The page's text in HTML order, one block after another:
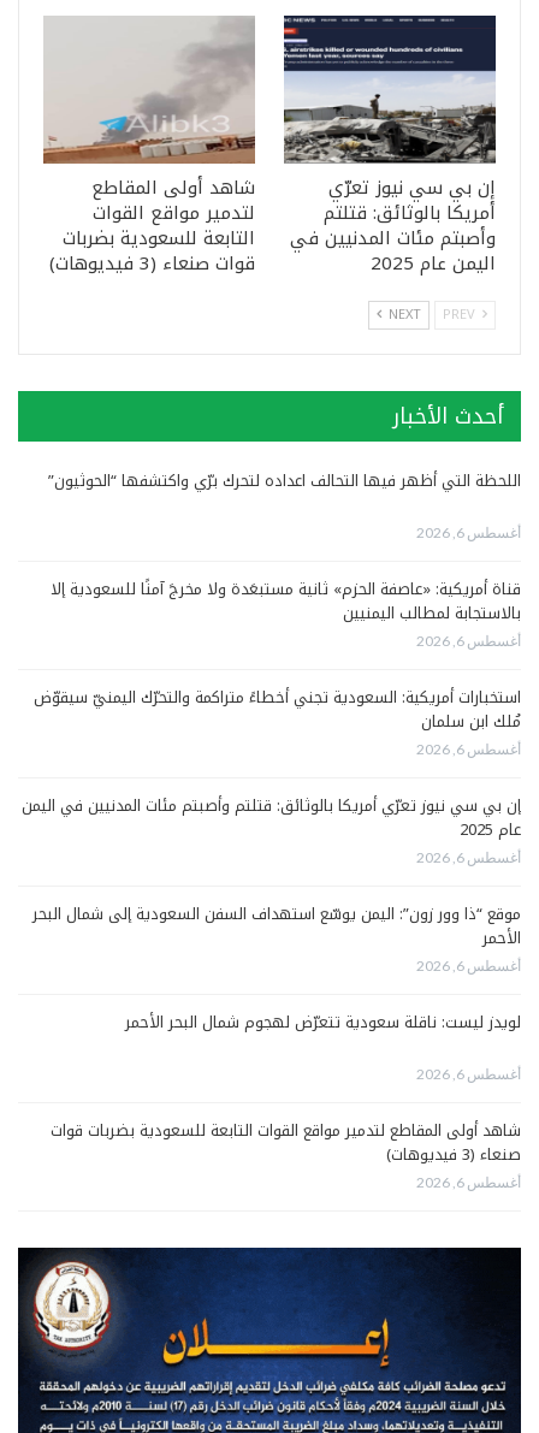
إن بي سي نيوز تعرّي
أمريكا بالوثائق: قتلتم
وأصبتم مئات المدنيين في
اليمن عام 2025
شاهد أولى المقاطع
لتدمير مواقع القوات
التابعة للسعودية بضربات
قوات صنعاء (3 فيديوهات)
NEXT
أحدث الأخبار
اللحظة التي أظهر فيها التحالف اعداده لتحرك برّي واكتشفها “الحوثيون”
أغسطس 6, 2026
قناة أمريكية: «عاصفة الحزم» ثانية مستبعَدة ولا مخرجَ آمنًا للسعودية إلا
بالاستجابة لمطالب اليمنيين
أغسطس 6, 2026
استخبارات أمريكية: السعودية تجني أخطاءً متراكمة والتحرّك اليمنيّ سيقوّض
مُلك ابن سلمان
أغسطس 6, 2026
إن بي سي نيوز تعرّي أمريكا بالوثائق: قتلتم وأصبتم مئات المدنيين في اليمن
عام 2025
أغسطس 6, 2026
موقع “ذا وور زون”: اليمن يوسّع استهداف السفن السعودية إلى شمال البحر
الأحمر
أغسطس 6, 2026
لويدز ليست: ناقلة سعودية تتعرّض لهجوم شمال البحر الأحمر
أغسطس 6, 2026
شاهد أولى المقاطع لتدمير مواقع القوات التابعة للسعودية بضربات قوات
صنعاء (3 فيديوهات)
أغسطس 6, 2026